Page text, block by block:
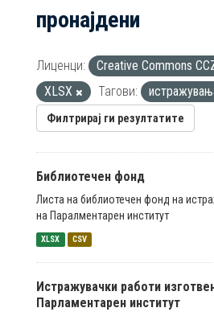
пронајдени
Лиценци: Creative Commons
XLSX
Тагови:
Филтрирај ги резултатите
Библиотечен фонд
Листа на библиотечен фонд на
на Паралментарен институт
XLSX CSV
Истражувачки работи
Парламентарен институт